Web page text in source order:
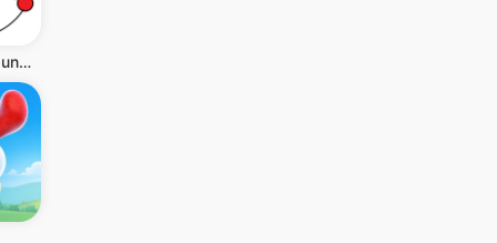
Tautan - Hubungkan Titik-Titik